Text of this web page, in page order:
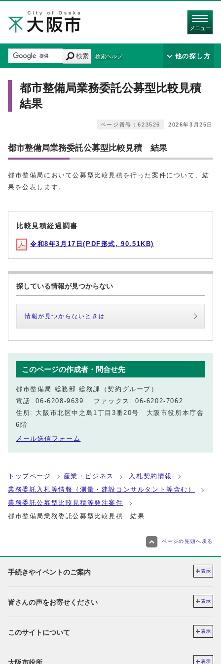
メニュー
検索 検索ヘルプ 他の探し方
都市整備局業務委託公募型比較見積
結果
2026年3月25日
ページ番号：623526
都市整備局業務委託公募型比較見積 結果
都市整備局において公募型比較見積を行った案件について、結
果を公表します。
比較見積経過調書
令和8年3月17日(PDF形式, 90.51KB)
探している情報が見つからない
情報が見つからないときは
このページの作成者・問合せ先
都市整備局 総務部 総務課（契約グループ）
電話: 06-6208-9639 ファックス: 06-6202-7062
住所: 大阪市北区中之島1丁目3番20号 大阪市役所本庁舎
6階
メール送信フォーム
トップページ 産業・ビジネス
入札契約情報
業務委託入札等情報（測量・建設コンサルタント等含む）
業務委託公募型比較見積等発注案件
都市整備局業務委託公募型比較見積 結果
ページの先頭へ戻る
手続きやイベントのご案内 表示
皆さんの声をお寄せください 表示
このサイトについて 表示
大阪市役所 表示